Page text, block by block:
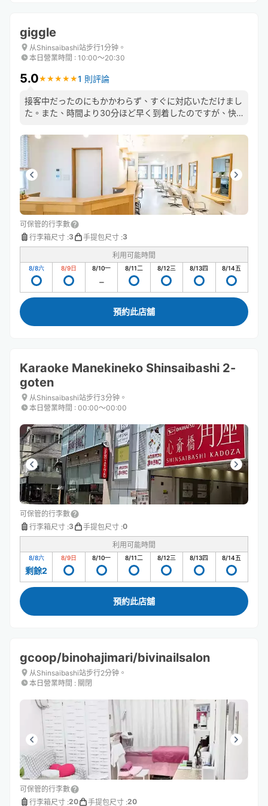
giggle
从Shinsaibashi站步行1分钟。
本日營業時間 : 10:00〜20:30
5.0★ ★ ★ ★ ★
★ ★ ★ ★ ★1 則評論
接客中だったのにもかかわらず、すぐに対応いただけまし
た。また、時間より30分ほど早く到着したのですが、快
可保管的行李數
行李箱尺寸 :3 手提包尺寸 :3
利用可能時間
8/8六 8/9日 8/10一 8/11二 8/12三 8/13四 8/14五
預約此店舖
Karaoke Manekineko Shinsaibashi 2-
goten
从Shinsaibashi站步行3分钟。
本日營業時間 : 00:00〜00:00
可保管的行李數
行李箱尺寸 :3 手提包尺寸 :0
利用可能時間
8/8六
剩餘2
8/9日 8/10一 8/11二 8/12三 8/13四 8/14五
預約此店舖
gcoop/binohajimari/bivinailsalon
从Shinsaibashi站步行2分钟。
本日營業時間 : 關閉
可保管的行李數
行李箱尺寸 :20 手提包尺寸 :20